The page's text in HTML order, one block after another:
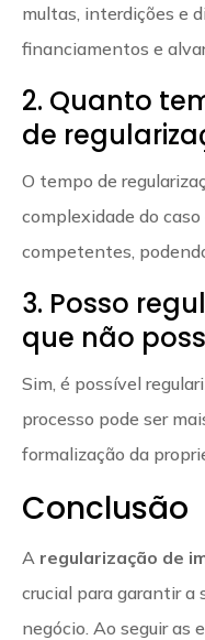
multas, interdições e
financiamentos e
2. Quanto
de
O tempo de
complexidade do
competentes,
3. Posso
que não
Sim, é possível
processo pode ser
formalização da
Conclusão
A regularização de
crucial para garantir a
negócio. Ao seguir as